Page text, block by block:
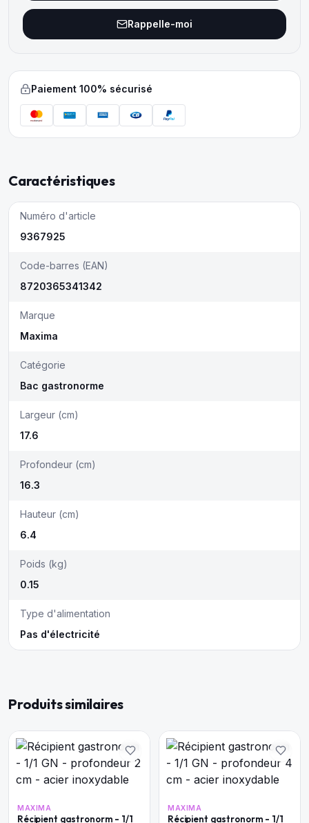
Rappelle-moi
Paiement 100% sécurisé
Caractéristiques
Numéro d'article
9367925
Code-barres (EAN)
8720365341342
Marque
Maxima
Catégorie
Bac gastronorme
Largeur (cm)
17.6
Profondeur (cm)
16.3
Hauteur (cm)
6.4
Poids (kg)
0.15
Type d'alimentation
Pas d'électricité
Produits similaires
MAXIMA
Récipient gastronorm - 1/1
MAXIMA
Récipient gastronorm - 1/1